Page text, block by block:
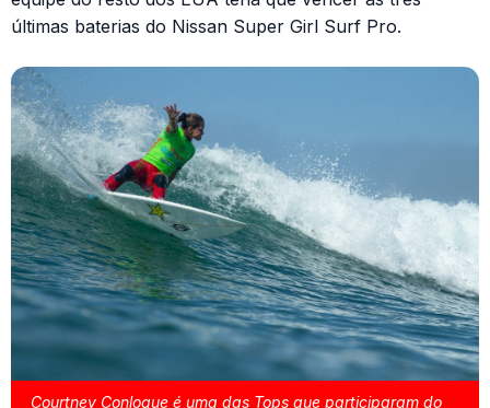
últimas baterias do Nissan Super Girl Surf Pro.
Courtney Conlogue é uma das Tops que participaram do